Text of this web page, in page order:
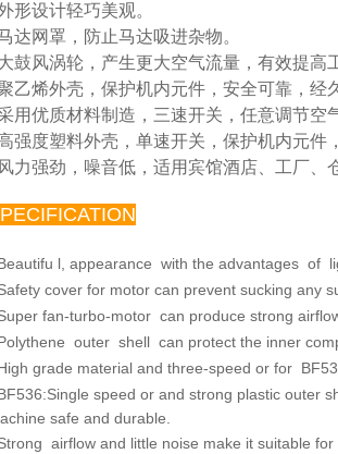
形设计轻巧美观。
达网罩，防止马达吸进杂物。
鼓风涡轮，产生更大空气流量，有效提高
乙烯外壳，保护机内元件，安全可靠，经
用优质材料制造，三速开关，任意调节空
强度塑料外壳，单速开关，保护机内元件
风力强劲，噪音低，适用宾馆酒店、工厂、
l, appearance with the advantages of
cover for motor can prevent sucking any
fan-turbo-motor can produce strong
outer shell can protect the inner
grade material and three-speed or for
speed or and strong plastic outer
safe and durable.
airflow and little noise make it suitable for